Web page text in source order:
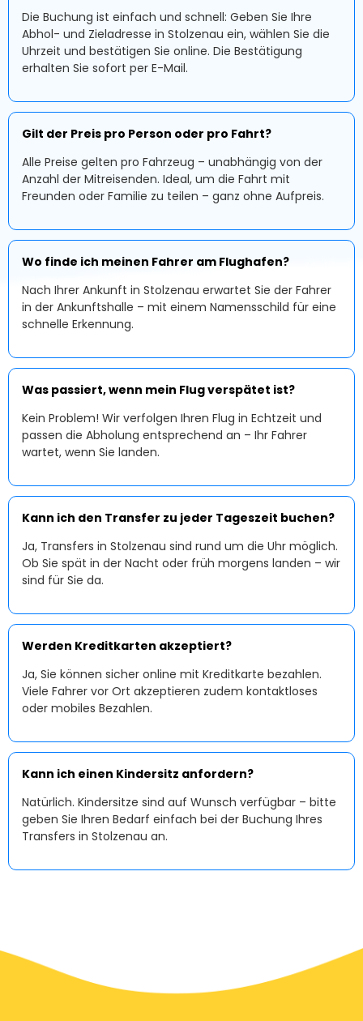
Die Buchung ist einfach und schnell: Geben Sie Ihre
Abhol- und Zieladresse in Stolzenau ein, wählen Sie die
Uhrzeit und bestätigen Sie online. Die Bestätigung
erhalten Sie sofort per E-Mail.
Gilt der Preis pro Person oder pro Fahrt?
Alle Preise gelten pro Fahrzeug – unabhängig von der
Anzahl der Mitreisenden. Ideal, um die Fahrt mit
Freunden oder Familie zu teilen – ganz ohne Aufpreis.
Wo finde ich meinen Fahrer am Flughafen?
Nach Ihrer Ankunft in Stolzenau erwartet Sie der Fahrer
in der Ankunftshalle – mit einem Namensschild für eine
schnelle Erkennung.
Was passiert, wenn mein Flug verspätet ist?
Kein Problem! Wir verfolgen Ihren Flug in Echtzeit und
passen die Abholung entsprechend an – Ihr Fahrer
wartet, wenn Sie landen.
Kann ich den Transfer zu jeder Tageszeit buchen?
Ja, Transfers in Stolzenau sind rund um die Uhr möglich.
Ob Sie spät in der Nacht oder früh morgens landen – wir
sind für Sie da.
Werden Kreditkarten akzeptiert?
Ja, Sie können sicher online mit Kreditkarte bezahlen.
Viele Fahrer vor Ort akzeptieren zudem kontaktloses
oder mobiles Bezahlen.
Kann ich einen Kindersitz anfordern?
Natürlich. Kindersitze sind auf Wunsch verfügbar – bitte
geben Sie Ihren Bedarf einfach bei der Buchung Ihres
Transfers in Stolzenau an.